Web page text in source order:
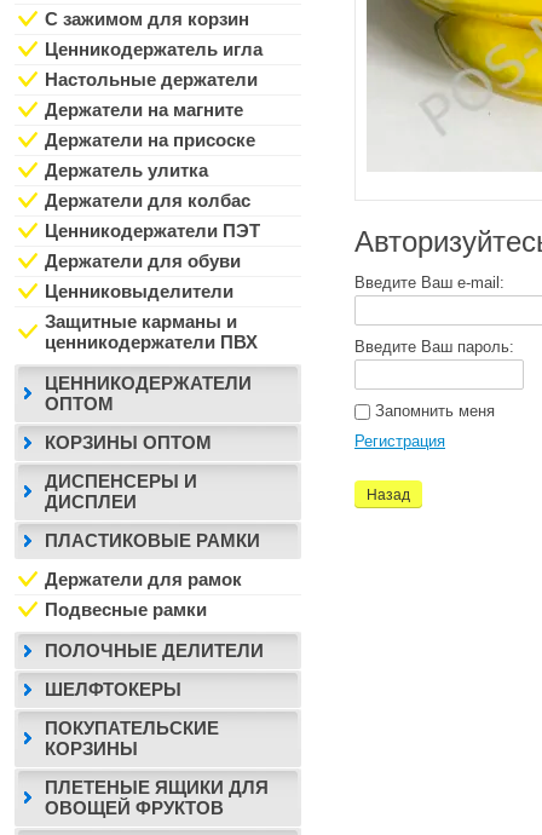
Введите Ваш e-mail:
Введите Ваш пароль:
Запомнить меня
Регистрация
Назад
С зажимом для корзин
Ценникодержатель игла
Настольные держатели
Держатели на магните
Держатели на присоске
Держатель улитка
Держатели для колбас
Ценникодержатели ПЭТ
Держатели для обуви
Ценниковыделители
Защитные карманы и
ценникодержатели ПВХ
ЦЕННИКОДЕРЖАТЕЛИ
ОПТОМ
КОРЗИНЫ ОПТОМ
ДИСПЕНСЕРЫ И
ДИСПЛЕИ
ПЛАСТИКОВЫЕ РАМКИ
Держатели для рамок
Подвесные рамки
ПОЛОЧНЫЕ ДЕЛИТЕЛИ
ШЕЛФТОКЕРЫ
ПОКУПАТЕЛЬСКИЕ
КОРЗИНЫ
ПЛЕТЕНЫЕ ЯЩИКИ ДЛЯ
ОВОЩЕЙ ФРУКТОВ